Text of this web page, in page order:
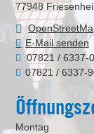
77948
E-Mail senden
07821 / 6337-0
07821 / 6337-
Montag